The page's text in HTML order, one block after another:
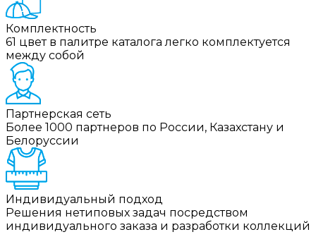
Комплектность
61 цвет в палитре каталога легко комплектуется
между собой
Партнерская сеть
Более 1000 партнеров по России, Казахстану и
Белоруссии
Индивидуальный подход
Решения нетиповых задач посредством
индивидуального заказа и разработки коллекций